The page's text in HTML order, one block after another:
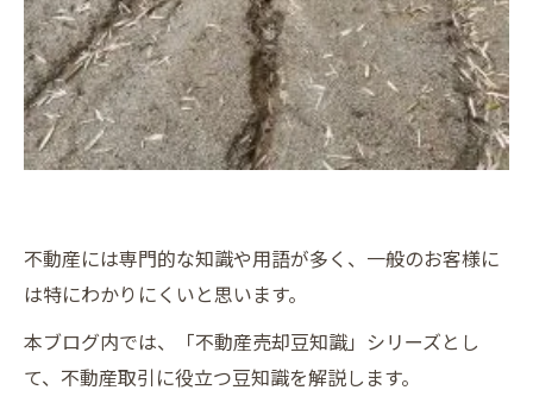
不動産には専門的な知識や用語が多く、一般のお客様に
は特にわかりにくいと思います。
本ブログ内では、「不動産売却豆知識」シリーズとし
て、不動産取引に役立つ豆知識を解説します。